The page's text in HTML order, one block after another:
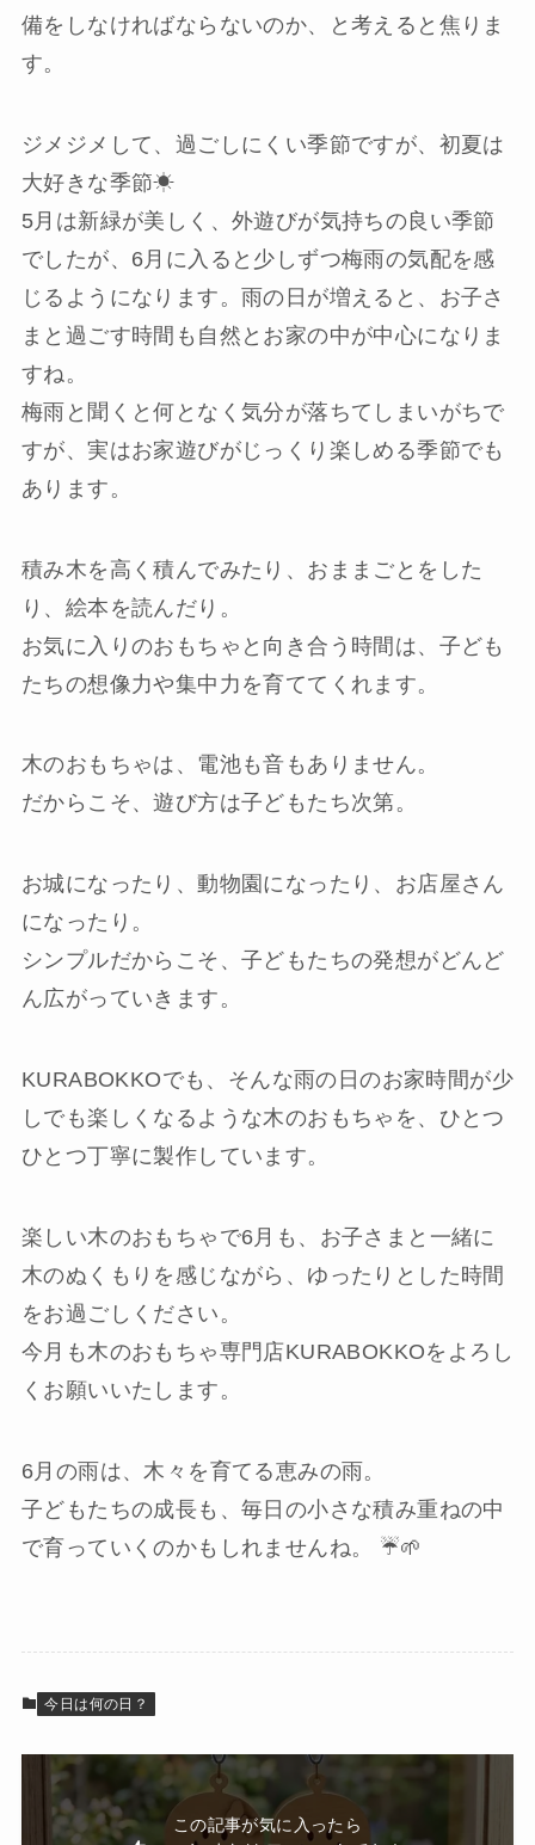
備をしなければならないのか、と考えると焦りま
す。
ジメジメして、過ごしにくい季節ですが、初夏は
大好きな季節☀
5月は新緑が美しく、外遊びが気持ちの良い季節
でしたが、6月に入ると少しずつ梅雨の気配を感
じるようになります。雨の日が増えると、お子さ
まと過ごす時間も自然とお家の中が中心になりま
すね。
梅雨と聞くと何となく気分が落ちてしまいがちで
すが、実はお家遊びがじっくり楽しめる季節でも
あります。
積み木を高く積んでみたり、おままごとをした
り、絵本を読んだり。
お気に入りのおもちゃと向き合う時間は、子ども
たちの想像力や集中力を育ててくれます。
木のおもちゃは、電池も音もありません。
だからこそ、遊び方は子どもたち次第。
お城になったり、動物園になったり、お店屋さん
になったり。
シンプルだからこそ、子どもたちの発想がどんど
ん広がっていきます。
KURABOKKOでも、そんな雨の日のお家時間が少
しでも楽しくなるような木のおもちゃを、ひとつ
ひとつ丁寧に製作しています。
楽しい木のおもちゃで6月も、お子さまと一緒に
木のぬくもりを感じながら、ゆったりとした時間
をお過ごしください。
今月も木のおもちゃ専門店KURABOKKOをよろし
くお願いいたします。
6月の雨は、木々を育てる恵みの雨。
子どもたちの成長も、毎日の小さな積み重ねの中
で育っていくのかもしれませんね。 ☔🌱
今日は何の日？
この記事が気に入ったら